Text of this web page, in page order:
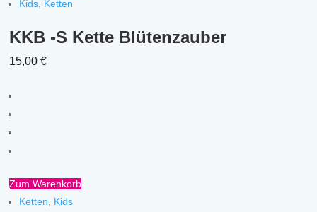
Kids Ketten
KKB -S Kette Blütenzauber
15,00€
Zum Warenkorb
Ketten
Kids